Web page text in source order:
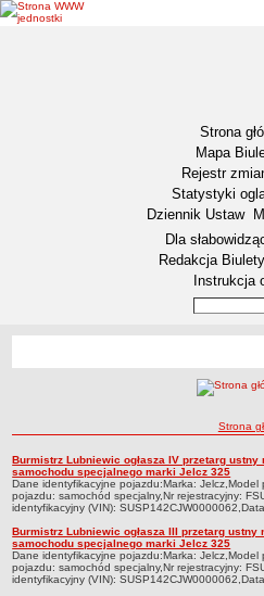
Strona
Mapa
Rejestr
Statystyki
Dziennik Ustaw
Menu dodatkowe
Dla
Redakcja
Instrukcja
Zadania publiczne
Związki i stowarzyszenia
Sołectwa
Współpraca zagraniczna
Strategia rozwoju Gminy
AKTUALNOŚCI I OBWIESZCZENIA
ścieżka
Strona
Sprzedaż mienia
Sprzedaż mienia
Burmistrz Lubniewic ogłasza IV przetarg
samochodu specjalnego marki Jelcz 325
Dane identyfikacyjne pojazdu:Marka:
pojazdu: samochód specjalny,Nr rejestracyjny:
identyfikacyjny (VIN):
Burmistrz Lubniewic ogłasza III przetarg
samochodu specjalnego marki Jelcz 325
Dane identyfikacyjne pojazdu:Marka:
pojazdu: samochód specjalny,Nr rejestracyjny:
identyfikacyjny (VIN):